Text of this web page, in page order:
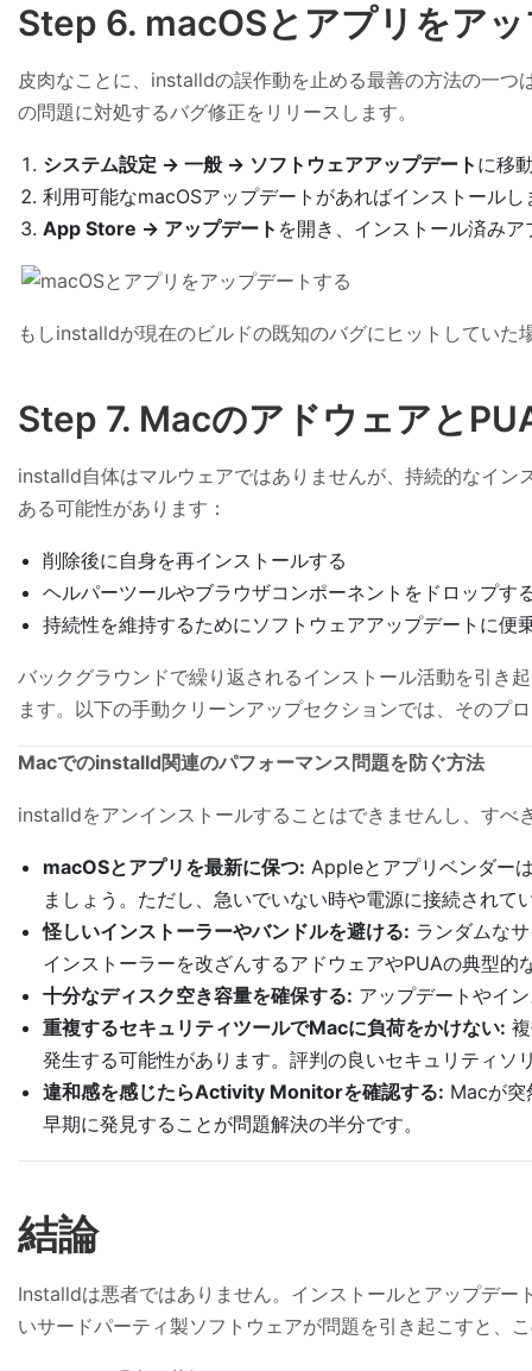
Step 6. macOSとアプリをア
皮肉なことに、installdの誤作動を止める最善の方法の一
の問題に対処するバグ修正をリリースします。
システム設定 → 一般 → ソフトウェアアップデート に移
利用可能なmacOSアップデートがあればインストールし
App Store → アップデート を開き、インストール済み
もしinstalldが現在のビルドの既知のバグにヒットしてい
Step 7. Macのアドウェアと
installd自体はマルウェアではありませんが、持続的なイ
ある可能性があります：
削除後に自身を再インストールする
ヘルパーツールやブラウザコンポーネントをドロップす
持続性を維持するためにソフトウェアアップデートに便
バックグラウンドで繰り返されるインストール活動を引き
ます。以下の手動クリーンアップセクションでは、そのプ
Macでのinstalld関連のパフォーマンス問題を防ぐ方法
installdをアンインストールすることはできませんし、す
macOSとアプリを最新に保つ: Appleとアプリベンダー
ましょう。ただし、急いでいない時や電源に接続されて
怪しいインストーラーやバンドルを避ける: ランダムな
インストーラーを改ざんするアドウェアやPUAの典型的
十分なディスク空き容量を確保する: アップデートやイ
重複するセキュリティツールでMacに負荷をかけない:
発生する可能性があります。評判の良いセキュリティソ
違和感を感じたらActivity Monitorを確認する: Macが突
早期に発見することが問題解決の半分です。
結論
Installdは悪者ではありません。インストールとアップデ
いサードパーティ製ソフトウェアが問題を引き起こすと、